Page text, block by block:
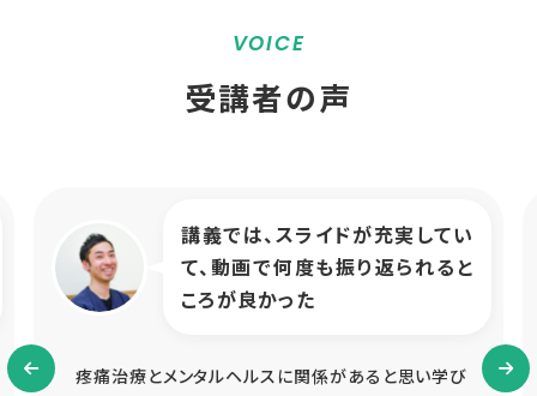
VOICE
受講者の声
講義では、スライドが充実してい
て、動画で何度も振り返られると
ころが良かった
疼痛治療とメンタルヘルスに関係があると思い学び